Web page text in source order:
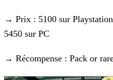
→ Prix : 5100 sur
5450 sur PC
→ Récompense : Pack or